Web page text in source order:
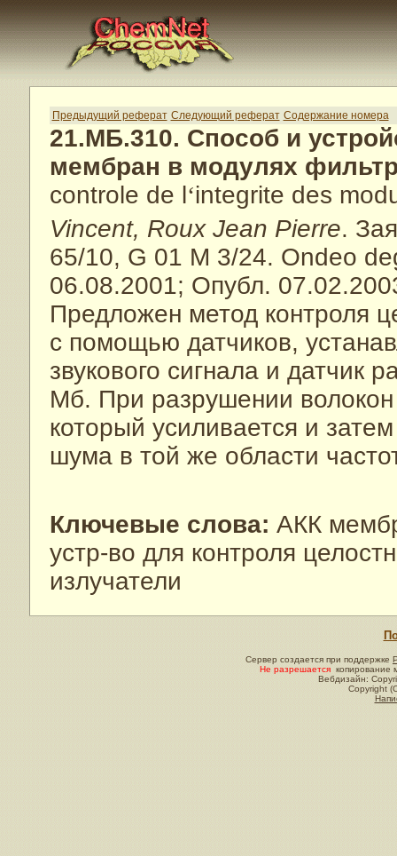
Предыдущий реферат Следующий реферат Содержание номера
21.МБ.310. Способ и
мембран в модулях
controle de l‘integrite des
Vincent, Roux Jean Pierre.
65/10, G 01 M 3/24. Ondeo
06.08.2001; Опубл.
Предложен метод контроля
с помощью датчиков,
звукового сигнала и датчик
Мб. При разрушении волокон
который усиливается и
шума в той же области
Ключевые слова: АКК
устр-во для контроля
излучатели
Сервер создается при поддержке
Не разрешается копирование
Вебдизайн:
Copyright